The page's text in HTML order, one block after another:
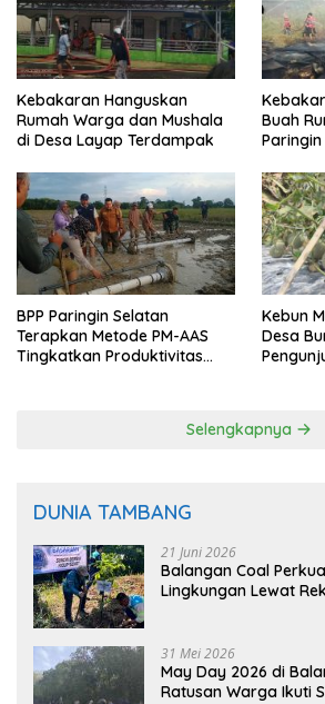
Kebakaran Hanguskan
Rumah Warga dan Mushala
di Desa Layap Terdampak
Buah
BPP Paringin Selatan
Terapkan Metode PM-AAS
Tingkatkan Produktivitas
Kebun
Desa
Selengkapnya
DUNIA TAMBANG
21 Juni 2026
Balangan Coal
Lingkungan Lewat
31 Mei 2026
May Day 2026 di
Ratusan Warga Ikuti